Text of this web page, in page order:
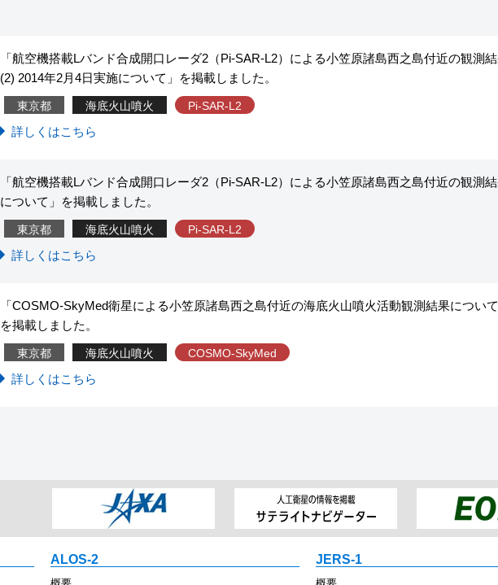
「航空機搭載Lバンド合成開口レーダ2（Pi-SAR-L2）による小笠原諸島西之島付近の観測
(2) 2014年2月4日実施について」を掲載しました。
東京都 海底火山噴火 Pi-SAR-L2
詳しくはこちら
「航空機搭載Lバンド合成開口レーダ2（Pi-SAR-L2）による小笠原諸島西之島付近の観測
について」を掲載しました。
東京都 海底火山噴火 Pi-SAR-L2
詳しくはこちら
「COSMO-SkyMed衛星による小笠原諸島西之島付近の海底火山噴火活動観測結果につい
を掲載しました。
東京都 海底火山噴火 COSMO-SkyMed
詳しくはこちら
ALOS-2 JERS-1